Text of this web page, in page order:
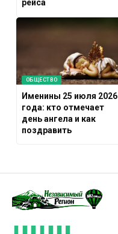
рейса
ОБЩЕСТВО
Именины 25 июля 2026
года: кто отмечает
день ангела и как
поздравить